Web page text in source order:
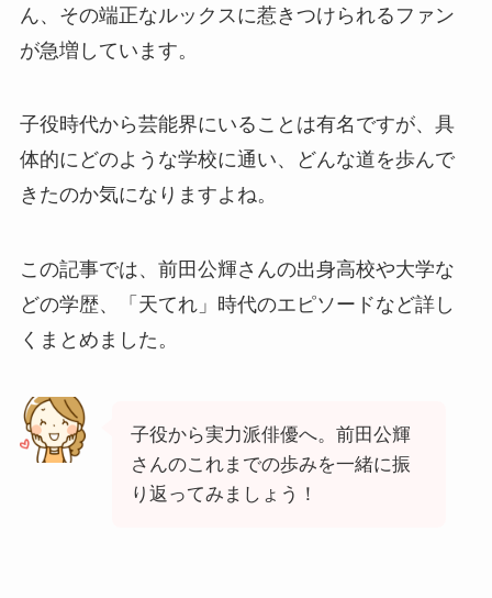
ん、その端正なルックスに惹きつけられるファン
が急増しています。
子役時代から芸能界にいることは有名ですが、具
体的にどのような学校に通い、どんな道を歩んで
きたのか気になりますよね。
この記事では、前田公輝さんの出身高校や大学な
どの学歴、「天てれ」時代のエピソードなど詳し
くまとめました。
子役から実力派俳優へ。前田公輝
さんのこれまでの歩みを一緒に振
り返ってみましょう！